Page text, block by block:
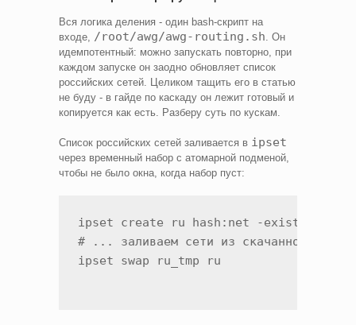
Вся логика деления - один bash-скрипт на
входе, /root/awg/awg-routing.sh . Он
идемпотентный: можно запускать повторно, при
каждом запуске он заодно обновляет список
российских сетей. Целиком тащить его в статью
не буду - в гайде по каскаду он лежит готовый и
копируется как есть. Разберу суть по кускам.
Список российских сетей заливается в ipset
через временный набор с атомарной подменой,
чтобы не было окна, когда набор пуст:
ipset create ru hash:net -exist
# ... заливаем сети из скачанного